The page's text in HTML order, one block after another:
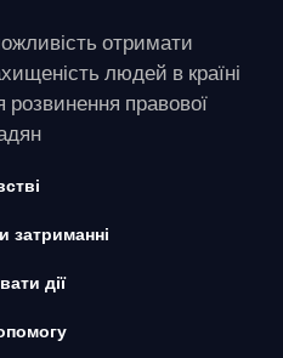
отримати
людей в країні
правової
затриманні
дії